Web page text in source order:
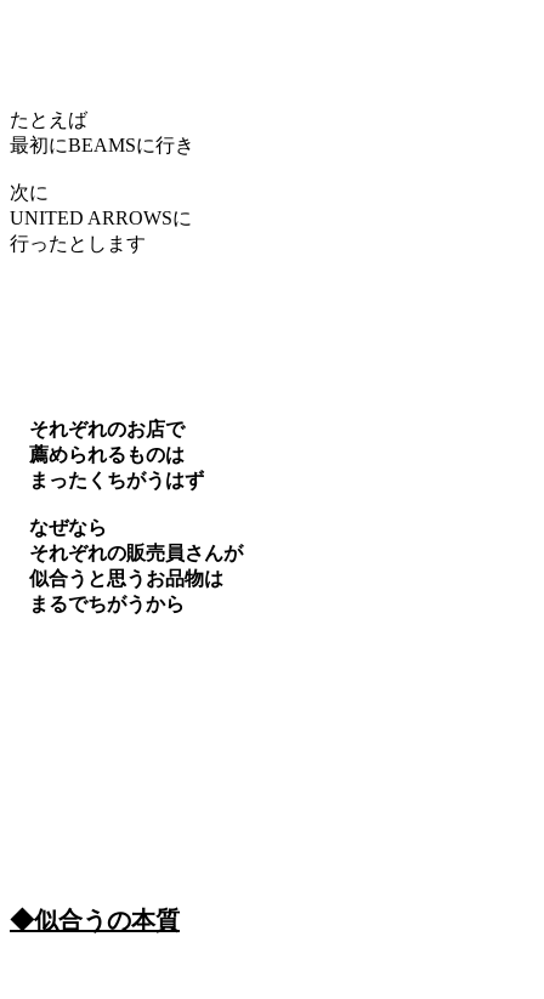
たとえば
最初にBEAMSに行き
次に
UNITED ARROWSに
行ったとします
それぞれのお店で
薦められるものは
まったくちがうはず
なぜなら
それぞれの販売員さんが
似合うと思うお品物は
まるでちがうから
◆似合うの本質